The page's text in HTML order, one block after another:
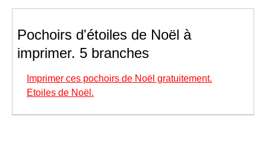
Pochoirs d'étoiles de Noël à
imprimer. 5 branches
Imprimer ces pochoirs de Noël gratuitement.
Etoiles de Noël.